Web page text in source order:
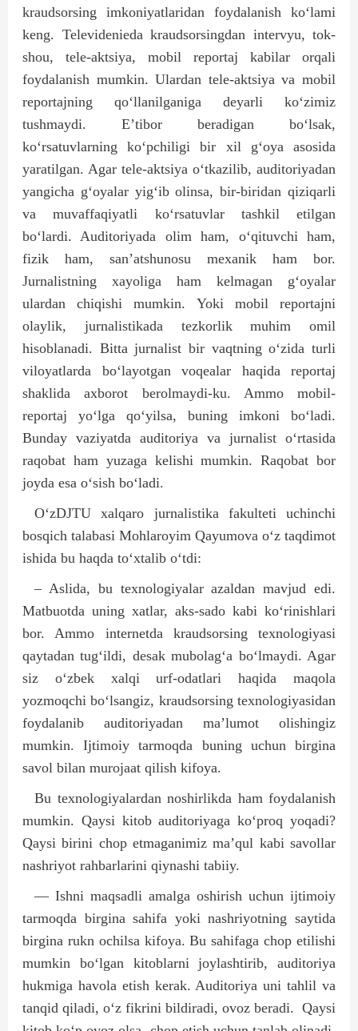
kraudsorsing imkoniyatlaridan foydalanish ko‘lami
keng. Televidenieda kraudsorsingdan intervyu, tok-
shou, tele-aktsiya, mobil reportaj kabilar orqali
foydalanish mumkin. Ulardan tele-aktsiya va mobil
reportajning qo‘llanilganiga deyarli ko‘zimiz
tushmaydi. E’tibor beradigan bo‘lsak,
ko‘rsatuvlarning ko‘pchiligi bir xil g‘oya asosida
yaratilgan. Agar tele-aktsiya o‘tkazilib, auditoriyadan
yangicha g‘oyalar yig‘ib olinsa, bir-biridan qiziqarli
va muvaffaqiyatli ko‘rsatuvlar tashkil etilgan
bo‘lardi. Auditoriyada olim ham, o‘qituvchi ham,
fizik ham, san’atshunosu mexanik ham bor.
Jurnalistning xayoliga ham kelmagan g‘oyalar
ulardan chiqishi mumkin. Yoki mobil reportajni
olaylik, jurnalistikada tezkorlik muhim omil
hisoblanadi. Bitta jurnalist bir vaqtning o‘zida turli
viloyatlarda bo‘layotgan voqealar haqida reportaj
shaklida axborot berolmaydi-ku. Ammo mobil-
reportaj yo‘lga qo‘yilsa, buning imkoni bo‘ladi.
Bunday vaziyatda auditoriya va jurnalist o‘rtasida
raqobat ham yuzaga kelishi mumkin. Raqobat bor
joyda esa o‘sish bo‘ladi.
O‘zDJTU xalqaro jurnalistika fakulteti uchinchi
bosqich talabasi Mohlaroyim Qayumova o‘z taqdimot
ishida bu haqda to‘xtalib o‘tdi:
– Aslida, bu texnologiyalar azaldan mavjud edi.
Matbuotda uning xatlar, aks-sado kabi ko‘rinishlari
bor. Ammo internetda kraudsorsing texnologiyasi
qaytadan tug‘ildi, desak mubolag‘a bo‘lmaydi. Agar
siz o‘zbek xalqi urf-odatlari haqida maqola
yozmoqchi bo‘lsangiz, kraudsorsing texnologiyasidan
foydalanib auditoriyadan ma’lumot olishingiz
mumkin. Ijtimoiy tarmoqda buning uchun birgina
savol bilan murojaat qilish kifoya.
Bu texnologiyalardan noshirlikda ham foydalanish
mumkin. Qaysi kitob auditoriyaga ko‘proq yoqadi?
Qaysi birini chop etmaganimiz ma’qul kabi savollar
nashriyot rahbarlarini qiynashi tabiiy.
— Ishni maqsadli amalga oshirish uchun ijtimoiy
tarmoqda birgina sahifa yoki nashriyotning saytida
birgina rukn ochilsa kifoya. Bu sahifaga chop etilishi
mumkin bo‘lgan kitoblarni joylashtirib, auditoriya
hukmiga havola etish kerak. Auditoriya uni tahlil va
tanqid qiladi, o‘z fikrini bildiradi, ovoz beradi. Qaysi